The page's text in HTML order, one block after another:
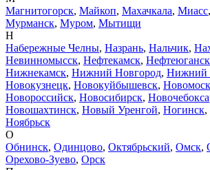
Магнитогорск, Майкоп, Махачкала, Миасс,
Мурманск, Муром, Мытищи
Н
Набережные Челны, Назрань, Нальчик,
Невинномысск, Нефтекамск, Нефтеюганск
Нижнекамск, Нижний Новгород, Нижний
Новокузнецк, Новокуйбышевск,
Новороссийск, Новосибирск,
Новошахтинск, Новый Уренгой, Ногинск,
Ноябрьск
О
Обнинск, Одинцово, Октябрьский, Омск,
Орехово-Зуево, Орск